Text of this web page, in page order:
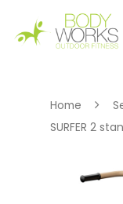
Hit enter
Home
SURFER 2